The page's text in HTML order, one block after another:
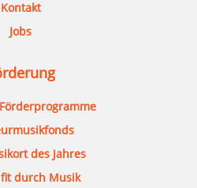
Kontakt
Jobs
des Jahres
durch Musik